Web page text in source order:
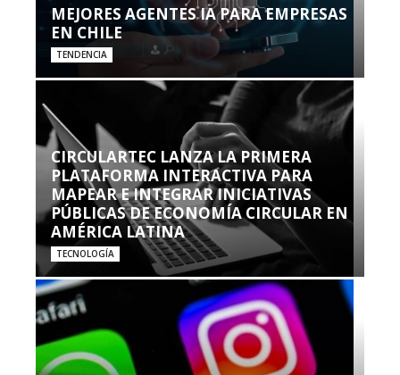
MEJORES AGENTES IA PARA EMPRESAS
EN CHILE
TENDENCIA
CIRCULARTEC LANZA LA PRIMERA
PLATAFORMA INTERACTIVA PARA
MAPEAR E INTEGRAR INICIATIVAS
PÚBLICAS DE ECONOMÍA CIRCULAR EN
AMÉRICA LATINA
TECNOLOGÍA